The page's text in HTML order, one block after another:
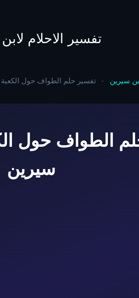
تفسير الاحلام
سيرين - تفسير حلم الطواف حول الكعبة
الطواف حول
سيرين